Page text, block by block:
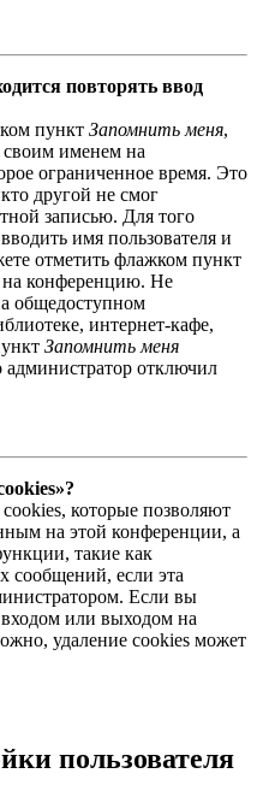
повторять ввод
пункт Запомнить меня,
своим именем на
ограниченное время. Это
другой не смог
записью. Для того
имя пользователя и
отметить флажком пункт
на конференцию. Не
общедоступном
интернет-кафе,
Запомнить меня
администратор отключил
которые позволяют
на этой конференции, а
такие как
сообщений, если эта
Если вы
или выходом на
удаление cookies может
пользователя